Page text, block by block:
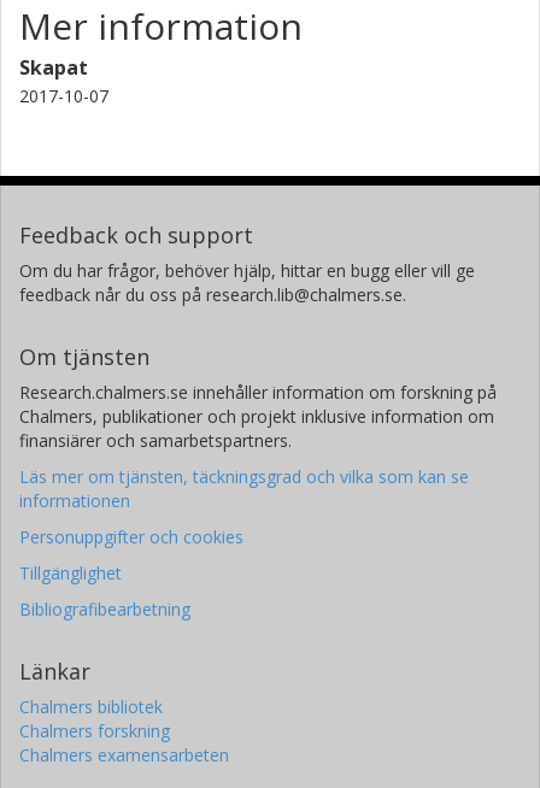
Mer information
Skapat
2017-10-07
Feedback och support
Om du har frågor, behöver hjälp, hittar en bugg eller vill ge
feedback når du oss på research.lib@chalmers.se.
Om tjänsten
Research.chalmers.se innehåller information om forskning på
Chalmers, publikationer och projekt inklusive information om
finansiärer och samarbetspartners.
Läs mer om tjänsten, täckningsgrad och vilka som kan se
informationen
Personuppgifter och cookies
Tillgänglighet
Bibliografibearbetning
Länkar
Chalmers bibliotek
Chalmers forskning
Chalmers examensarbeten